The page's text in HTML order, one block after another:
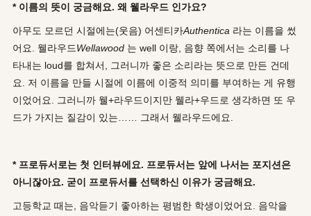
* 이름의 뜻이 궁금해요. 왜 웰라우드 인가요?
아무도 모르던 시절에는(웃음) 어센티카Authentica 라는 이름을 썼
어요. 웰라우드Wellawood 는 well 이랑, 음향 쪽에서는 소리를 나
타내는 loud를 합쳐서, 그러니까 좋은 소리라는 뜻으로 만든 건데
요. 저 이름을 만들 시절에 이름에 이중적 의미를 부여하는 게 유행
이었어요. 그러니까 웰+라우드이지만 웰라+우드로 생각하면 또 우
드가 가지는 질감이 있는…… 그래서 웰라우드에요.
* 프로듀서로는 첫 인터뷰에요. 프로듀서는 앞에 나서는 포지션은
아니잖아요. 굳이 프로듀서를 선택하신 이유가 궁금해요.
고등학교 때는, 음악듣기 좋아하는 평범한 학생이었어요. 음악을